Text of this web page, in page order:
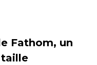
Fathom, un